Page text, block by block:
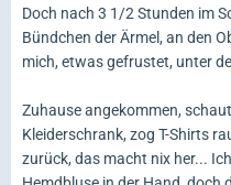
Doch nach 3 1/2 Stunden im
Bündchen der Ärmel, an den
mich, etwas gefrustet, unter
Zuhause angekommen,
Kleiderschrank, zog T-Shirts
zurück, das macht nix her...